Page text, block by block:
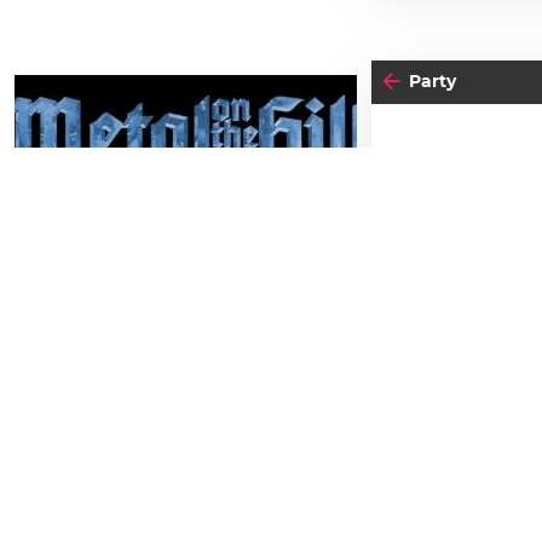
Party